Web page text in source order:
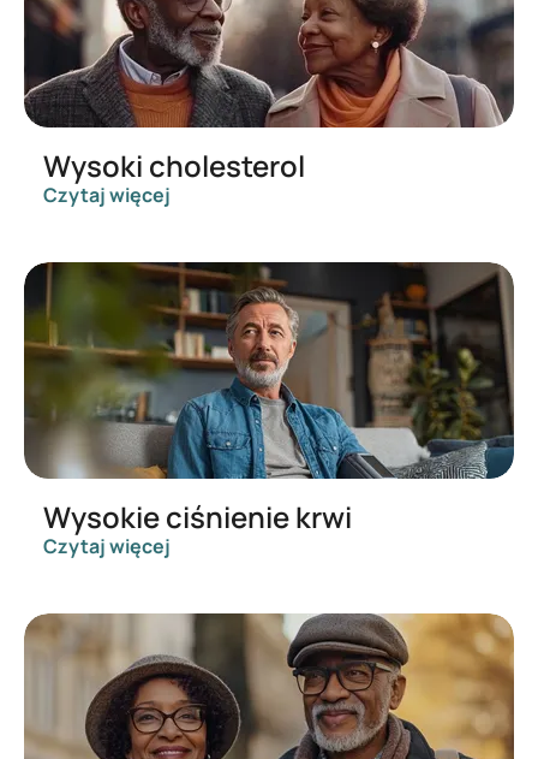
Wysoki cholesterol
Czytaj więcej
Wysokie ciśnienie krwi
Czytaj więcej